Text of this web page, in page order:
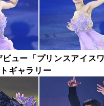
ュー「プリンスアイス
ギャラリー